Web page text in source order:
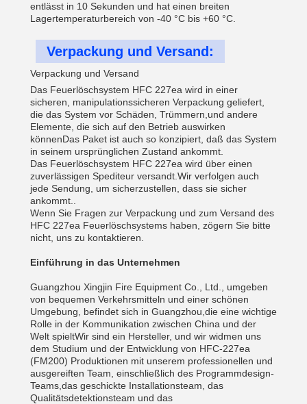
entlässt in 10 Sekunden und hat einen breiten
Lagertemperaturbereich von -40 °C bis +60 °C.
Verpackung und Versand:
Verpackung und Versand
Das Feuerlöschsystem HFC 227ea wird in einer
sicheren, manipulationssicheren Verpackung geliefert,
die das System vor Schäden, Trümmern,und andere
Elemente, die sich auf den Betrieb auswirken
könnenDas Paket ist auch so konzipiert, daß das System
in seinem ursprünglichen Zustand ankommt.
Das Feuerlöschsystem HFC 227ea wird über einen
zuverlässigen Spediteur versandt.Wir verfolgen auch
jede Sendung, um sicherzustellen, dass sie sicher
ankommt..
Wenn Sie Fragen zur Verpackung und zum Versand des
HFC 227ea Feuerlöschsystems haben, zögern Sie bitte
nicht, uns zu kontaktieren.
Einführung in das Unternehmen
Guangzhou Xingjin Fire Equipment Co., Ltd., umgeben
von bequemen Verkehrsmitteln und einer schönen
Umgebung, befindet sich in Guangzhou,die eine wichtige
Rolle in der Kommunikation zwischen China und der
Welt spieltWir sind ein Hersteller, und wir widmen uns
dem Studium und der Entwicklung von HFC-227ea
(FM200) Produktionen mit unserem professionellen und
ausgereiften Team, einschließlich des Programmdesign-
Teams,das geschickte Installationsteam, das
Qualitätsdetektionsteam und das